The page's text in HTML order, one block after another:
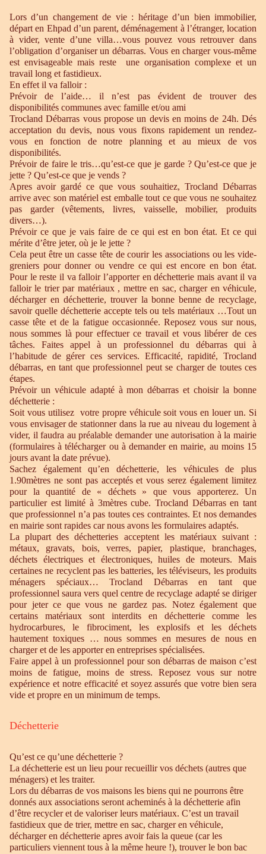
Lors d’un changement de vie : héritage d’un bien immobilier,
départ en Ehpad d’un parent, déménagement à l’étranger, location
à vider, vente d’une villa…vous pouvez vous retrouver dans
l’obligation d’organiser un débarras. Vous en charger vous-même
est envisageable mais reste une organisation complexe et un
travail long et fastidieux.
En effet il va falloir :
Prévoir de l’aide… il n’est pas évident de trouver des
disponibilités communes avec famille et/ou ami
Trocland Débarras vous propose un devis en moins de 24h. Dés
acceptation du devis, nous vous fixons rapidement un rendez-
vous en fonction de notre planning et au mieux de vos
disponibilités.
Prévoir de faire le tris…qu’est-ce que je garde ? Qu’est-ce que je
jette ? Qu’est-ce que je vends ?
Apres avoir gardé ce que vous souhaitiez, Trocland Débarras
arrive avec son matériel est emballe tout ce que vous ne souhaitez
pas garder (vêtements, livres, vaisselle, mobilier, produits
divers…).
Prévoir ce que je vais faire de ce qui est en bon état. Et ce qui
mérite d’être jeter, où je le jette ?
Cela peut être un casse tête de courir les associations ou les vide-
greniers pour donner ou vendre ce qui est encore en bon état.
Pour le reste il va falloir l’apporter en déchetterie mais avant il va
falloir le trier par matériaux , mettre en sac, charger en véhicule,
décharger en déchetterie, trouver la bonne benne de recyclage,
savoir quelle déchetterie accepte tels ou tels matériaux …Tout un
casse tête et de la fatigue occasionnée. Reposez vous sur nous,
nous sommes là pour effectuer ce travail et vous libérer de ces
tâches. Faites appel à un professionnel du débarras qui à
l’habitude de gérer ces services. Efficacité, rapidité, Trocland
débarras, en tant que professionnel peut se charger de toutes ces
étapes.
Prévoir un véhicule adapté à mon débarras et choisir la bonne
déchetterie :
Soit vous utilisez votre propre véhicule soit vous en louer un. Si
vous envisager de stationner dans la rue au niveau du logement à
vider, il faudra au préalable demander une autorisation à la mairie
(formulaires à télécharger ou à demander en mairie, au moins 15
jours avant la date prévue).
Sachez également qu’en déchetterie, les véhicules de plus
1.90mètres ne sont pas acceptés et vous serez également limitez
pour la quantité de « déchets » que vous apporterez. Un
particulier est limité à 3mètres cube. Trocland Débarras en tant
que professionnel n’a pas toutes ces contraintes. Et nos demandes
en mairie sont rapides car nous avons les formulaires adaptés.
La plupart des déchetteries acceptent les matériaux suivant :
métaux, gravats, bois, verres, papier, plastique, branchages,
déchets électriques et électroniques, huiles de moteurs. Mais
certaines ne recyclent pas les batteries, les téléviseurs, les produits
ménagers spéciaux… Trocland Débarras en tant que
professionnel saura vers quel centre de recyclage adapté se diriger
pour jeter ce que vous ne gardez pas. Notez également que
certains matériaux sont interdits en déchetterie comme les
hydrocarbures, le fibrociment, les explosifs et les déchets
hautement toxiques … nous sommes en mesures de nous en
charger et de les apporter en entreprises spécialisées.
Faire appel à un professionnel pour son débarras de maison c’est
moins de fatigue, moins de stress. Reposez vous sur notre
expérience et notre efficacité et soyez assurés que votre bien sera
vide et propre en un minimum de temps.
Déchetterie
Qu’est ce qu’une déchetterie ?
La déchetterie est un lieu pour recueillir vos déchets (autres que
ménagers) et les traiter.
Lors du débarras de vos maisons les biens qui ne pourrons être
donnés aux associations seront acheminés à la déchetterie afin
d’être recycler et de valoriser leurs matériaux. C’est un travail
fastidieux que de trier, mettre en sac, charger en véhicule,
décharger en déchetterie apres avoir fais la queue (car les
particuliers viennent tous à la même heure !), trouver le bon bac